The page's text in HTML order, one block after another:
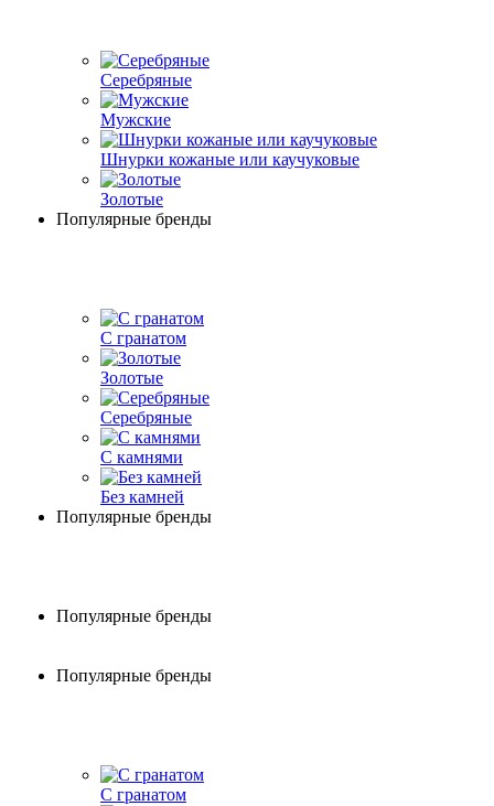
Серебряные
Мужские
Шнурки кожаные или каучуковые
Золотые
Популярные бренды
С гранатом
Золотые
Серебряные
С камнями
Без камней
Популярные бренды
Популярные бренды
Популярные бренды
С гранатом